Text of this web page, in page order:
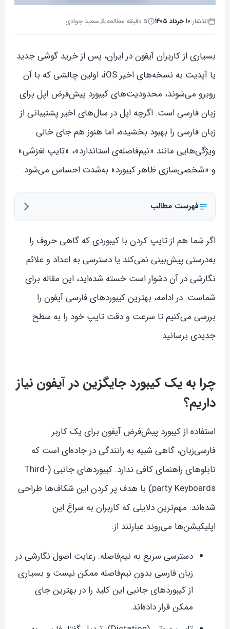
انتشار:۱۰ خرداد ۱۴۰۵ ۵ دقیقه مطالعه سعید جوادی
بسیاری از کاربران آیفون در ایران، پس از خرید گوشی جدید
یا آپدیت به نسخه‌های اخیر iOS، اولین چالشی که با آن
روبرو می‌شوند، محدودیت‌های کیبورد پیش‌فرض اپل برای
زبان فارسی است. اگرچه اپل در سال‌های اخیر پشتیبانی از
زبان فارسی را بهبود بخشیده، اما هنوز هم جای خالی
ویژگی‌هایی مانند «نیم‌فاصله‌ی استاندارد»، «تایپ لغزشی»
و «شخصی‌سازی ظاهر کیبورد» به‌شدت احساس می‌شود.
فهرست مطالب
اگر شما هم از تایپ کردن با کیبوردی که گاهی حروف را
به‌درستی پیش‌بینی نمی‌کند یا دسترسی به اعداد و علائم
نگارشی در آن دشوار است خسته شده‌اید، این مقاله برای
شماست. در ادامه، بهترین کیبوردهای فارسی آیفون را
بررسی می‌کنیم تا سرعت و دقت تایپ خود را به سطح
جدیدی برسانید.
چرا به یک کیبورد جایگزین در آیفون نیاز
داریم؟
استفاده از کیبورد پیش‌فرض آیفون برای یک کاربر
فارسی‌زبان، گاهی شبیه به رانندگی در جاده‌ای است که
تابلوهای راهنمای کافی ندارد. کیبوردهای جانبی (Third-
party Keyboards) با هدف پر کردن این شکاف‌ها طراحی
شده‌اند. مهم‌ترین دلایلی که کاربران به سراغ این
اپلیکیشن‌ها می‌روند عبارتند از:
دسترسی سریع به نیم‌فاصله: رعایت اصول نگارشی در
زبان فارسی بدون نیم‌فاصله ممکن نیست و بسیاری
از کیبوردهای جانبی این کلید را در بهترین جای
ممکن قرار داده‌اند.